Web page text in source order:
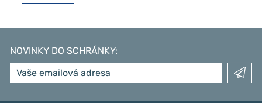
NOVINKY DO SCHRÁNKY: